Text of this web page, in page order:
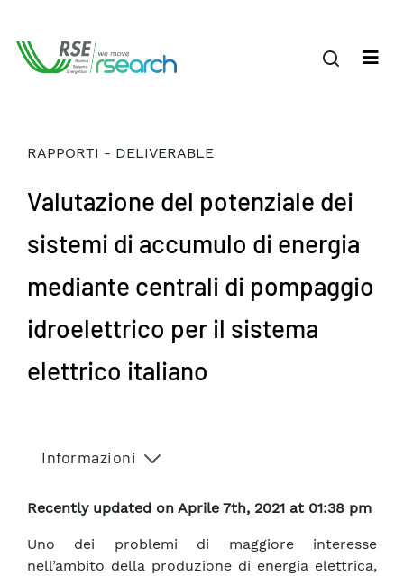
RAPPORTI - DELIVERABLE
Valutazione del potenziale dei
sistemi di accumulo di energia
mediante centrali di pompaggio
idroelettrico per il sistema
elettrico italiano
Informazioni
Recently updated on Aprile 7th, 2021 at 01:38 pm
Uno dei problemi di maggiore interesse
nell’ambito della produzione di energia elettrica,